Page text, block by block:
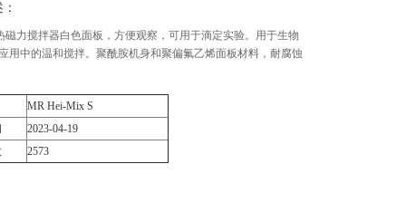
磁力搅拌器白色面板，方便观察，可用于滴定实验。用于生物
用中的温和搅拌。聚酰胺机身和聚偏氟乙烯面板材料，耐腐蚀
MR Hei-Mix S
2023-04-19
2573